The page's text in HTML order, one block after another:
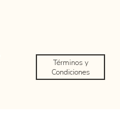
Términos y
Condiciones